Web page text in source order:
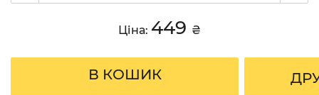
Ціна: 449 ₴
В КОШИК